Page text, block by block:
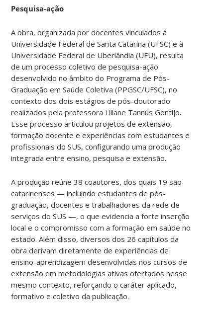
Pesquisa-ação
A obra, organizada por docentes vinculados à
Universidade Federal de Santa Catarina (UFSC) e à
Universidade Federal de Uberlândia (UFU), resulta
de um processo coletivo de pesquisa-ação
desenvolvido no âmbito do Programa de Pós-
Graduação em Saúde Coletiva (PPGSC/UFSC), no
contexto dos dois estágios de pós-doutorado
realizados pela professora Liliane Tannús Gontijo.
Esse processo articulou projetos de extensão,
formação docente e experiências com estudantes e
profissionais do SUS, configurando uma produção
integrada entre ensino, pesquisa e extensão.
A produção reúne 38 coautores, dos quais 19 são
catarinenses — incluindo estudantes de pós-
graduação, docentes e trabalhadores da rede de
serviços do SUS —, o que evidencia a forte inserção
local e o compromisso com a formação em saúde no
estado. Além disso, diversos dos 26 capítulos da
obra derivam diretamente de experiências de
ensino-aprendizagem desenvolvidas nos cursos de
extensão em metodologias ativas ofertados nesse
mesmo contexto, reforçando o caráter aplicado,
formativo e coletivo da publicação.